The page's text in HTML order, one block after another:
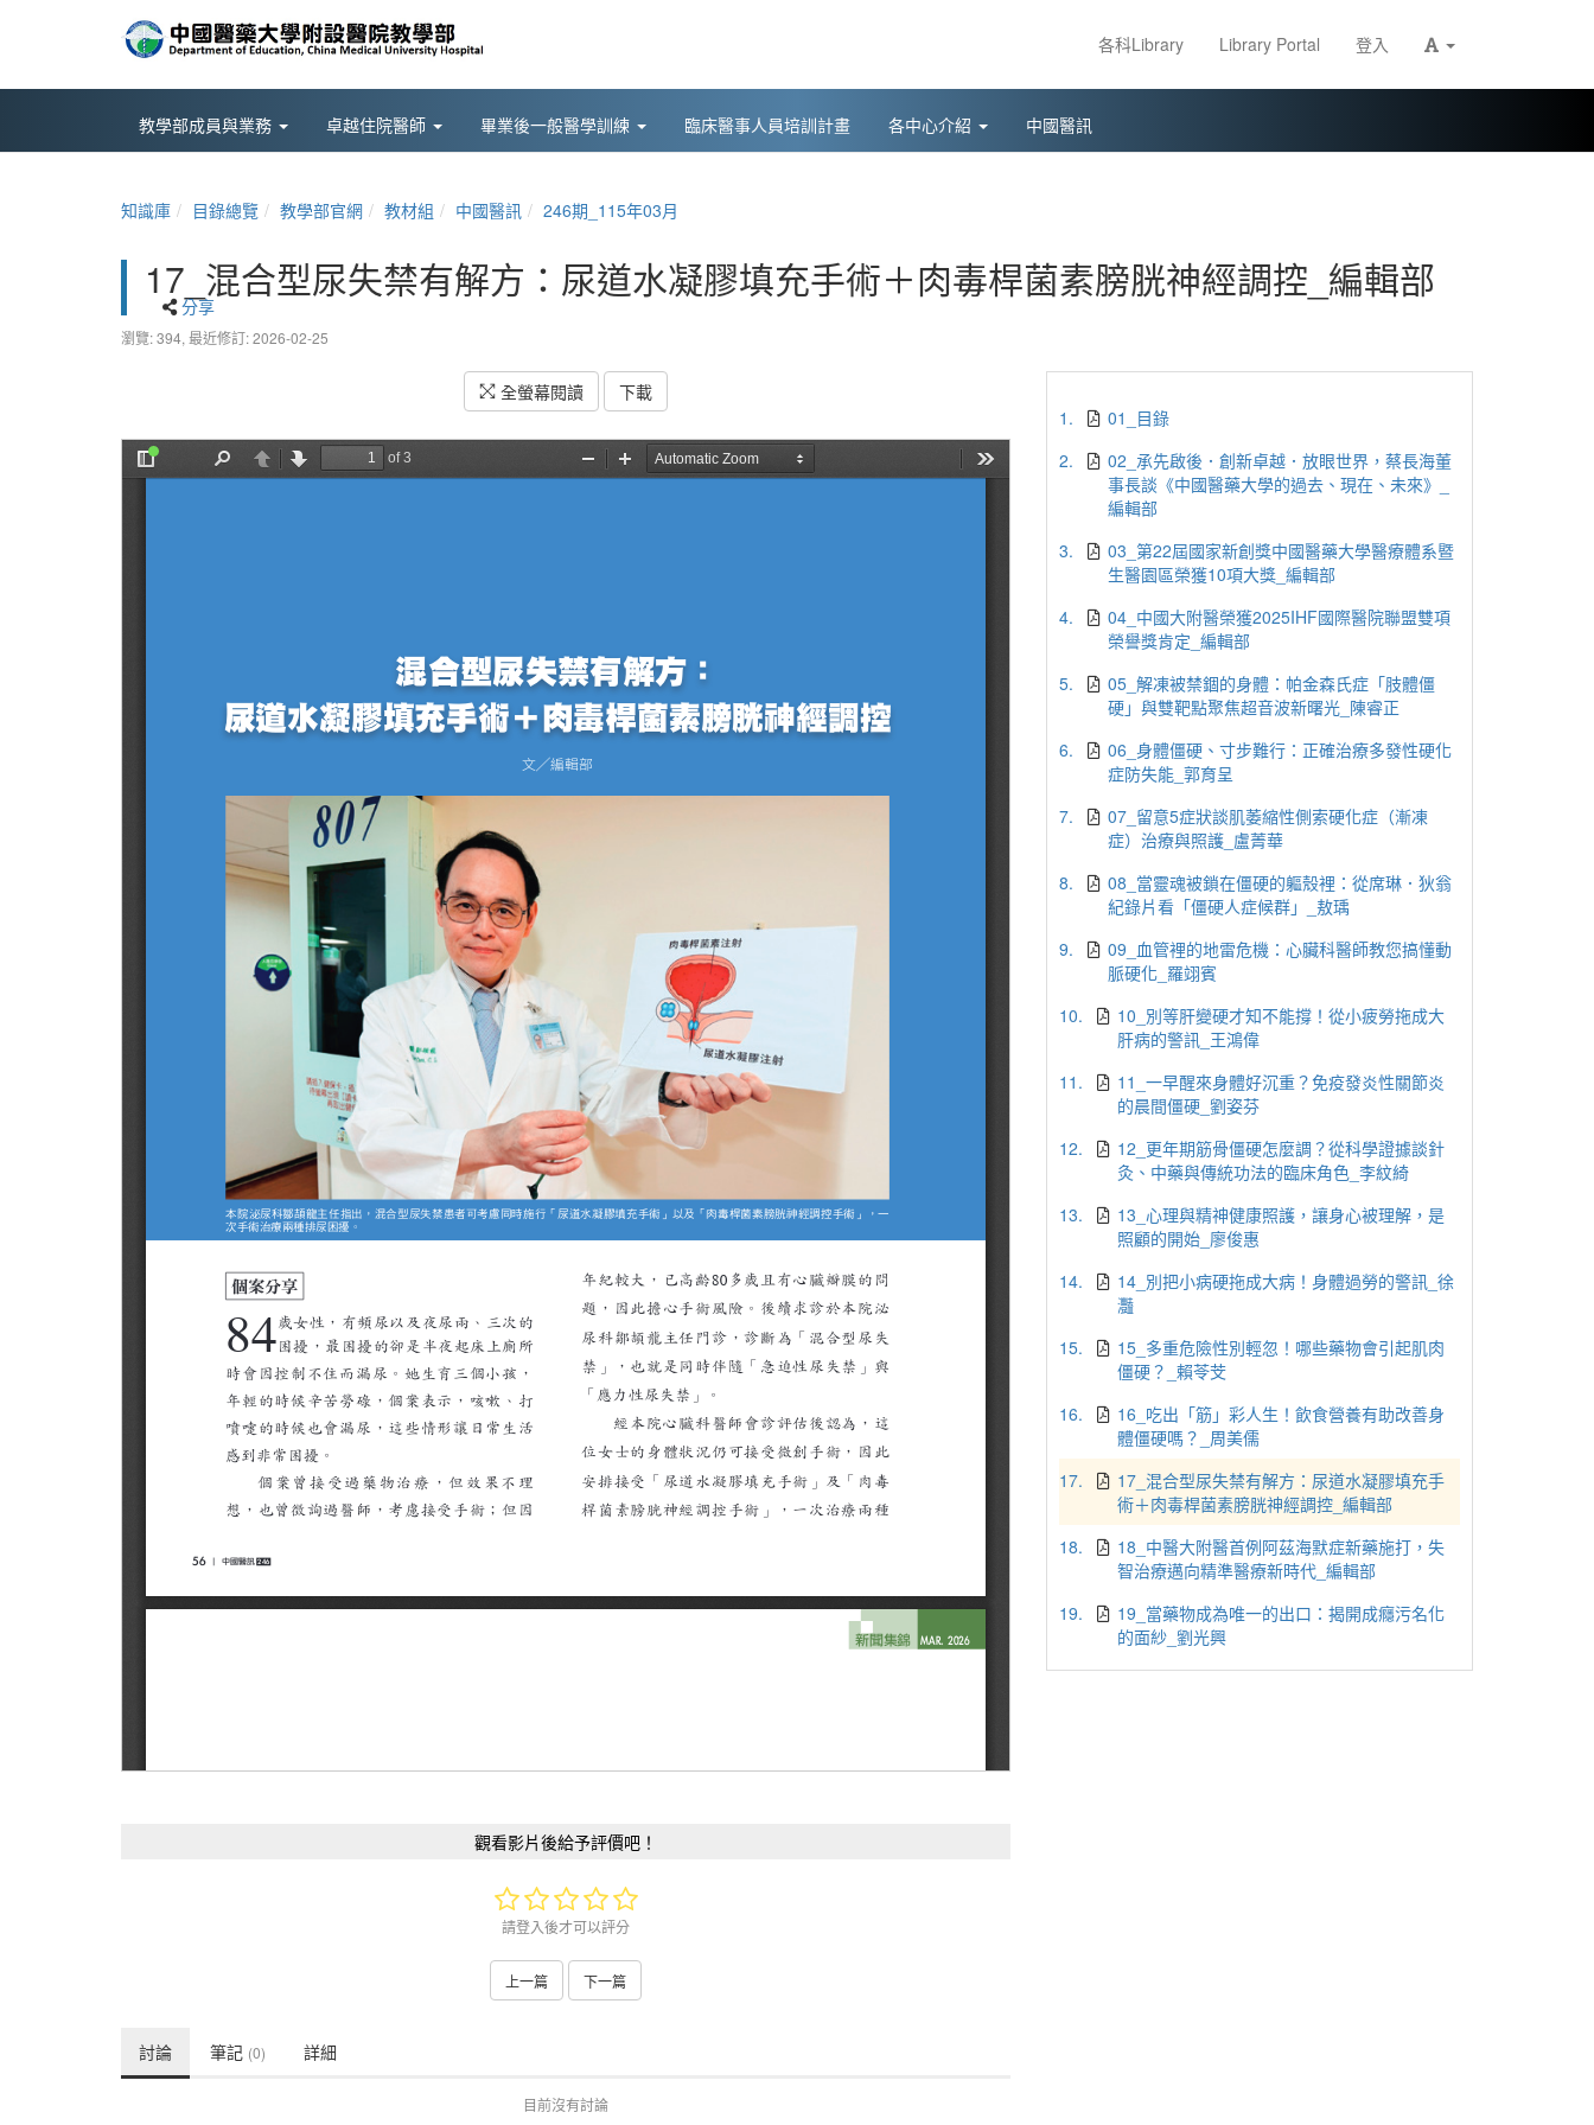
各科Library Library Portal 登入
教學部成員與業務 卓越住院醫師 畢業後一般醫學訓練 臨床醫事人員培訓計畫 各中心介紹 中國醫訊
知識庫 目錄總覽 教學部官網 教材組 中國醫訊 246期_115年03月
17_混合型尿失禁有解方：尿道水凝膠填充手術＋肉毒桿菌素膀胱神經調控_編輯部
分享
瀏覽: 394, 最近修訂: 2026-02-25
全螢幕閱讀 下載
觀看影片後給予評價吧！
請登入後才可以評分
上一篇 下一篇
討論 筆記 (0) 詳細
目前沒有討論
1.
01_目錄
2.
02_承先啟後．創新卓越．放眼世界，蔡長海董
事長談《中國醫藥大學的過去、現在、未來》_
編輯部
3.
03_第22屆國家新創獎中國醫藥大學醫療體系暨
生醫園區榮獲10項大獎_編輯部
4.
04_中國大附醫榮獲2025IHF國際醫院聯盟雙項
榮譽獎肯定_編輯部
5.
05_解凍被禁錮的身體：帕金森氏症「肢體僵
硬」與雙靶點聚焦超音波新曙光_陳睿正
6.
06_身體僵硬、寸步難行：正確治療多發性硬化
症防失能_郭育呈
7.
07_留意5症狀談肌萎縮性側索硬化症（漸凍
症）治療與照護_盧菁華
8.
08_當靈魂被鎖在僵硬的軀殼裡：從席琳．狄翁
紀錄片看「僵硬人症候群」_敖瑀
9.
09_血管裡的地雷危機：心臟科醫師教您搞懂動
脈硬化_羅翊賓
10.
10_別等肝變硬才知不能撐！從小疲勞拖成大
肝病的警訊_王鴻偉
11.
11_一早醒來身體好沉重？免疫發炎性關節炎
的晨間僵硬_劉姿芬
12.
12_更年期筋骨僵硬怎麼調？從科學證據談針
灸、中藥與傳統功法的臨床角色_李紋綺
13.
13_心理與精神健康照護，讓身心被理解，是
照顧的開始_廖俊惠
14.
14_別把小病硬拖成大病！身體過勞的警訊_徐
灩
15.
15_多重危險性別輕忽！哪些藥物會引起肌肉
僵硬？_賴苓芠
16.
16_吃出「筋」彩人生！飲食營養有助改善身
體僵硬嗎？_周美儒
17.
17_混合型尿失禁有解方：尿道水凝膠填充手
術＋肉毒桿菌素膀胱神經調控_編輯部
18.
18_中醫大附醫首例阿茲海默症新藥施打，失
智治療邁向精準醫療新時代_編輯部
19.
19_當藥物成為唯一的出口：揭開成癮污名化
的面紗_劉光興